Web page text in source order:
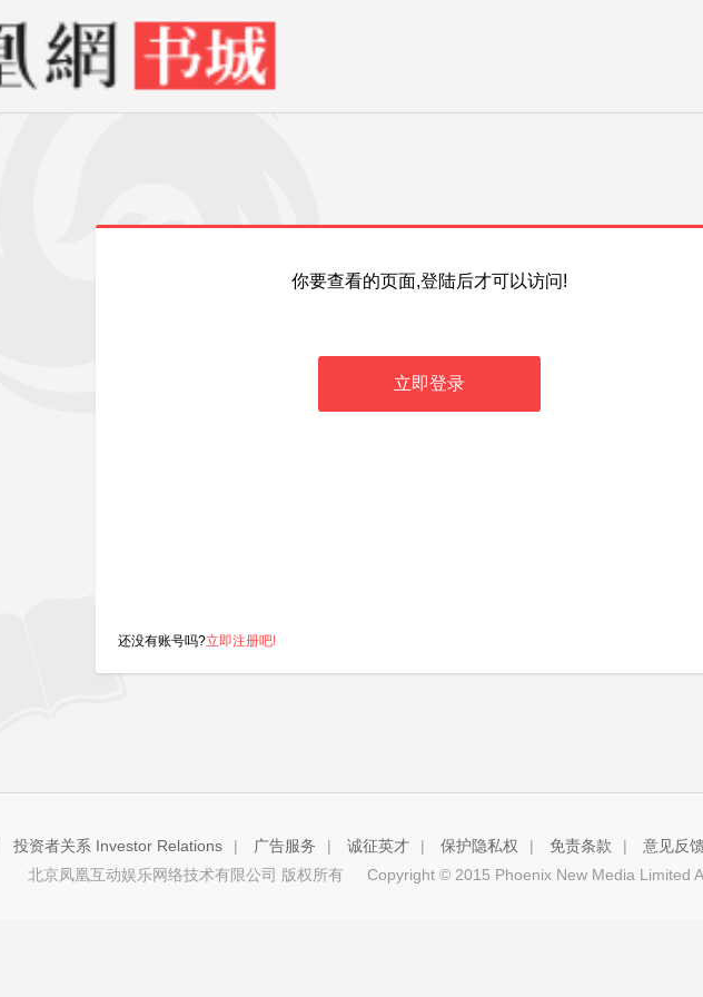
你要查看的页面,登陆后才可以访问!
立即登录
还没有账号吗?立即注册吧!
投资者关系 Investor Relations | 广告服务 | 诚征英才 | 保护隐私权 | 免责条款 | 意见反
北京凤凰互动娱乐网络技术有限公司 版权所有
Copyright © 2015 Phoenix New Media Limited